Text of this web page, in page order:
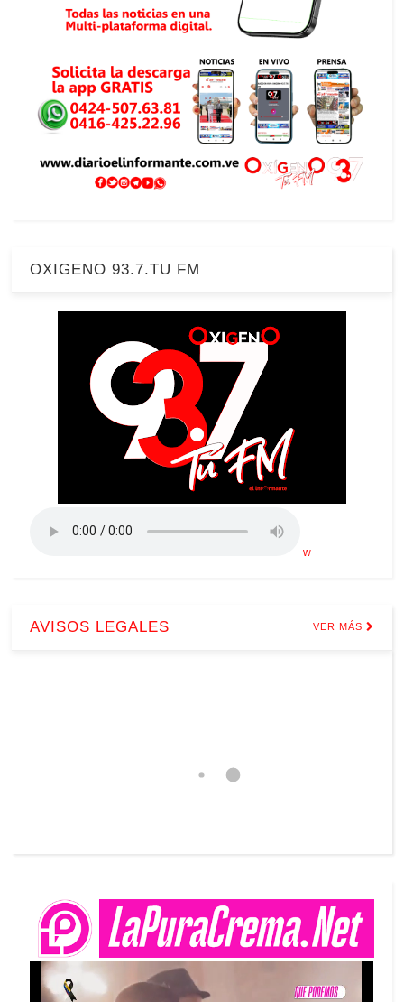
OXIGENO 93.7.TU FM
w
AVISOS LEGALES VER MÁS